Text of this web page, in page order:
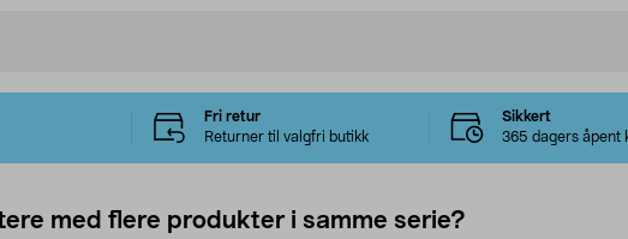
Fri retur
Returner til valgfri butikk
Sikkert
365 dagers åpent
med flere produkter i samme serie?